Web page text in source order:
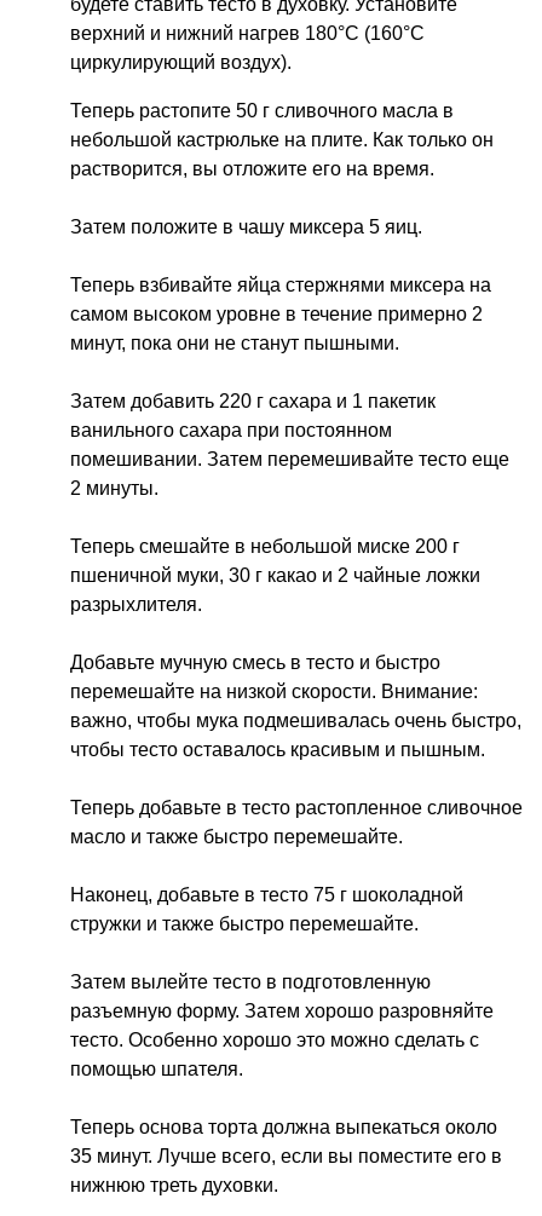
будете ставить тесто в духовку. Установите
верхний и нижний нагрев 180°C (160°C
циркулирующий воздух).
Теперь растопите 50 г сливочного масла в
небольшой кастрюльке на плите. Как только он
растворится, вы отложите его на время.
Затем положите в чашу миксера 5 яиц.
Теперь взбивайте яйца стержнями миксера на
самом высоком уровне в течение примерно 2
минут, пока они не станут пышными.
Затем добавить 220 г сахара и 1 пакетик
ванильного сахара при постоянном
помешивании. Затем перемешивайте тесто еще
2 минуты.
Теперь смешайте в небольшой миске 200 г
пшеничной муки, 30 г какао и 2 чайные ложки
разрыхлителя.
Добавьте мучную смесь в тесто и быстро
перемешайте на низкой скорости. Внимание:
важно, чтобы мука подмешивалась очень быстро,
чтобы тесто оставалось красивым и пышным.
Теперь добавьте в тесто растопленное сливочное
масло и также быстро перемешайте.
Наконец, добавьте в тесто 75 г шоколадной
стружки и также быстро перемешайте.
Затем вылейте тесто в подготовленную
разъемную форму. Затем хорошо разровняйте
тесто. Особенно хорошо это можно сделать с
помощью шпателя.
Теперь основа торта должна выпекаться около
35 минут. Лучше всего, если вы поместите его в
нижнюю треть духовки.